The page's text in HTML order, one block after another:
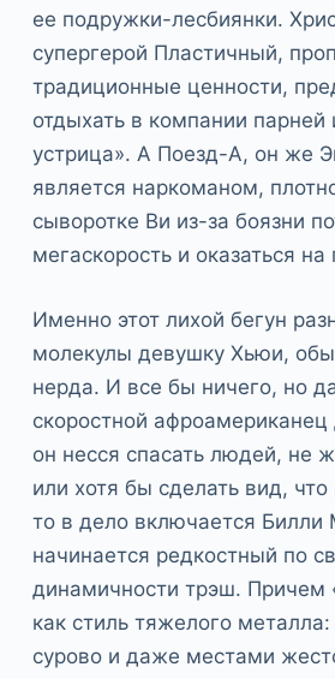
ее подружки-лесбиянки.
супергерой Пластичный,
традиционные ценности,
отдыхать в компании парней
устрица». А Поезд-А, он же
является наркоманом,
сыворотке Ви из-за боязни
мегаскорость и оказаться
Именно этот лихой бегун
молекулы девушку Хьюи,
нерда. И все бы ничего, но
скоростной афроамериканец
он несся спасать людей, не
или хотя бы сделать вид, что
то в дело включается
начинается редкостный по
динамичности трэш. Причем
как стиль тяжелого
сурово и даже местами